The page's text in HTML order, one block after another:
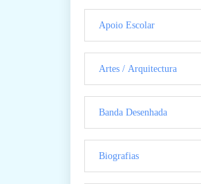
Apoio Escolar
Artes / Arquitectura
Banda Desenhada
Biografias